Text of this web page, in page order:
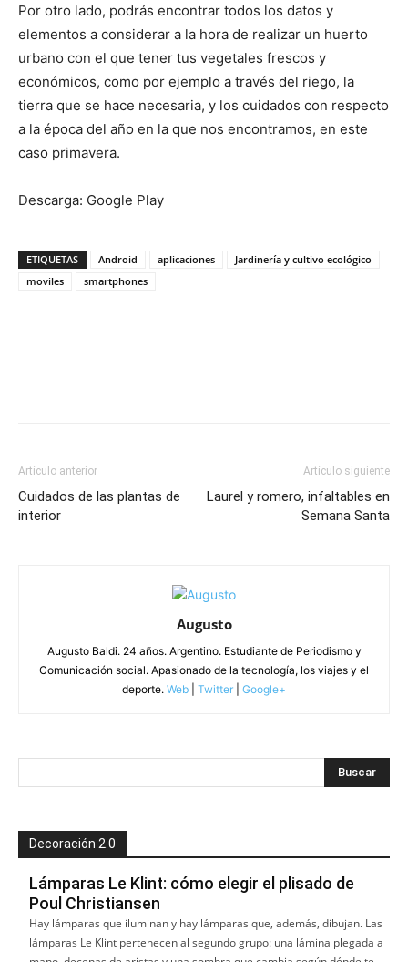
Por otro lado, podrás encontrar todos los datos y
elementos a considerar a la hora de realizar un huerto
urbano con el que tener tus vegetales frescos y
económicos, como por ejemplo a través del riego, la
tierra que se hace necesaria, y los cuidados con respecto
a la época del año en la que nos encontramos, en este
caso primavera.
Descarga: Google Play
ETIQUETAS Android aplicaciones
Jardinería y cultivo ecológico
moviles
smartphones
Artículo anterior
Cuidados de las plantas de
interior
Artículo siguiente
Laurel y romero, infaltables en
Semana Santa
Augusto
Augusto Baldi. 24 años. Argentino. Estudiante de Periodismo y
Comunicación social. Apasionado de la tecnología, los viajes y el
deporte. Web Twitter Google+
Decoración 2.0
Lámparas Le Klint: cómo elegir el plisado de
Poul Christiansen
Hay lámparas que iluminan y hay lámparas que, además, dibujan. Las
lámparas Le Klint pertenecen al segundo grupo: una lámina plegada a